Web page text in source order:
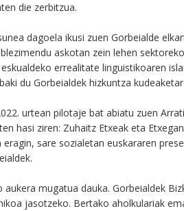
die zerbitzua.
dagoela ikusi zuen Gorbeialde
askotan zein lehen
errealitate linguistikoaren
du Gorbeialdek hizkuntza
urtean pilotaje bat abiatu zuen
hasi ziren: Zuhaitz Etxeak eta
sare sozialetan euskararen
mugatua dauka. Gorbeialdek
jasotzeko. Bertako aholkulariak